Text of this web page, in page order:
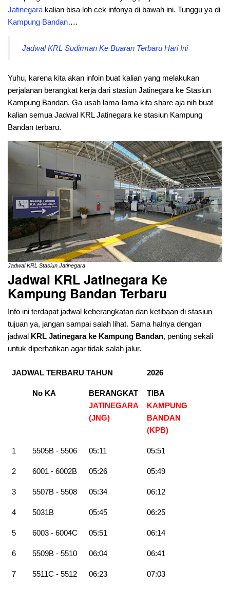
Jatinegara kalian bisa loh cek infonya di bawah ini. Tunggu ya di
Kampung Bandan….
Jadwal KRL Sudirman Ke Buaran Terbaru Hari Ini
Yuhu, karena kita akan infoin buat kalian yang melakukan
perjalanan berangkat kerja dari stasiun Jatinegara ke Stasiun
Kampung Bandan. Ga usah lama-lama kita share aja nih buat
kalian semua Jadwal KRL Jatinegara ke stasiun Kampung
Bandan terbaru.
Jadwal KRL Stasiun Jatinegara
Jadwal KRL Jatinegara Ke
Kampung Bandan Terbaru
Info ini terdapat jadwal keberangkatan dan ketibaan di stasiun
tujuan ya, jangan sampai salah lihat. Sama halnya dengan
jadwal KRL Jatinegara ke Kampung Bandan, penting sekali
untuk diperhatikan agar tidak salah jalur.
JADWAL TERBARU TAHUN 2026
No KA
BERANGKAT
JATINEGARA
(JNG)
TIBA
KAMPUNG
BANDAN
(KPB)
1 5505B - 5506 05:11 05:51
2 6001 - 6002B 05:26 05:49
3 5507B - 5508 05:34 06:12
4 5031B 05:45 06:25
5 6003 - 6004C 05:51 06:14
6 5509B - 5510 06:04 06:41
7 5511C - 5512 06:23 07:03